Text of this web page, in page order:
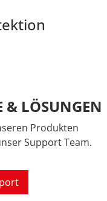
& LÖSUNGEN
Produkten
Support Team.